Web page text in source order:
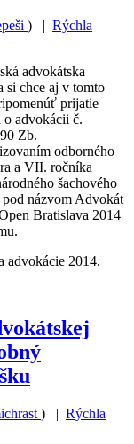
) | Rýchla
advokátska
si chce aj v tomto
prijatie
o advokácii č.
Zb.
odborného
a VII. ročníka
šachového
pod názvom Advokát
Bratislava 2014
advokácie 2014.
) | Rýchla